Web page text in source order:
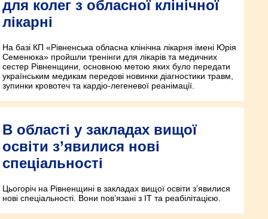
для колег з обласної клінічної
лікарні
На базі КП «Рівненська обласна клінічна лікарня імені Юрія
Семенюка» пройшли тренінги для лікарів та медичних
сестер Рівненщини, основною метою яких було передати
українським медикам передові новинки діагностики травм,
зупинки кровотеч та кардіо-легеневої реанімації.
В області у закладах вищої
освіти з’явилися нові
спеціальності
Цьогоріч на Рівненщині в закладах вищої освіти з’явилися
нові спеціальності. Вони пов’язані з ІТ та реабілітацією.